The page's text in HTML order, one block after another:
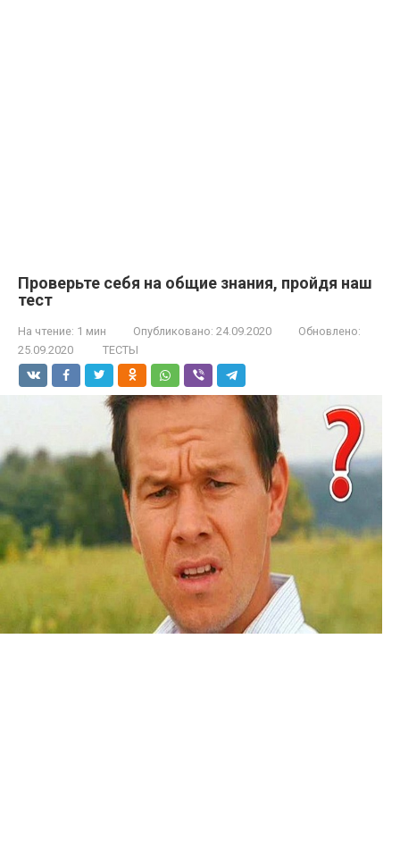
Проверьте себя на общие знания, пройдя наш
тест
На чтение: 1 мин Опубликовано: 24.09.2020
Обновлено:
25.09.2020
ТЕСТЫ